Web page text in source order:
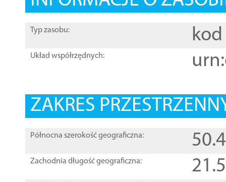
Typ zasobu: kod
Układ współrzędnych:
ZAKRES
Północna szerokość geograficzna:
Zachodnia długość geograficzna: